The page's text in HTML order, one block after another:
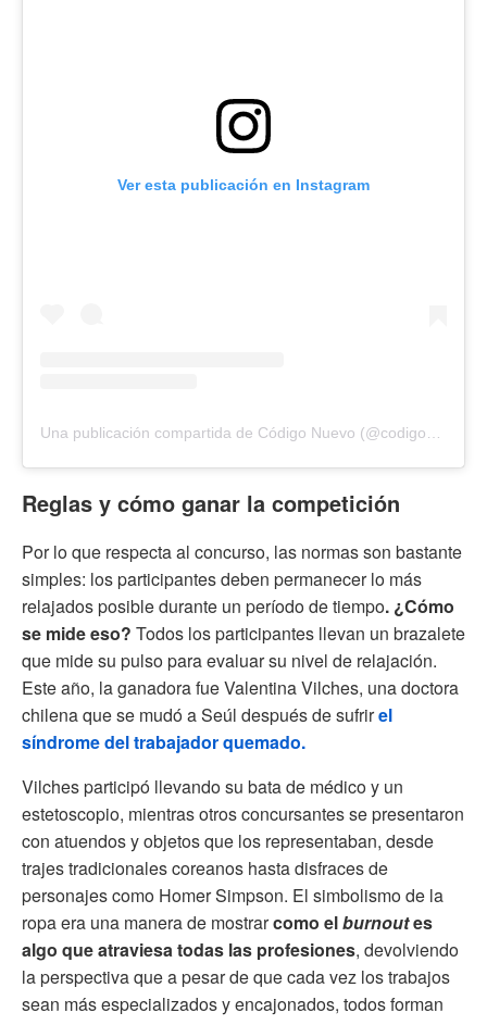
Ver esta publicación en Instagram
Reglas y cómo ganar la competición
Por lo que respecta al concurso, las normas son bastante
simples: los participantes deben permanecer lo más
relajados posible durante un período de tiempo. ¿Cómo
se mide eso? Todos los participantes llevan un brazalete
que mide su pulso para evaluar su nivel de relajación.
Este año, la ganadora fue Valentina Vilches, una doctora
chilena que se mudó a Seúl después de sufrirel
síndrome del trabajador quemado.
Vilches participó llevando su bata de médico y un
estetoscopio, mientras otros concursantes se presentaron
con atuendos y objetos que los representaban, desde
trajes tradicionales coreanos hasta disfraces de
personajes como Homer Simpson. El simbolismo de la
ropa era una manera de mostrarcomo elburnoutes
algo que atraviesa todas las profesiones, devolviendo
la perspectiva que a pesar de que cada vez los trabajos
sean más especializados y encajonados, todos forman